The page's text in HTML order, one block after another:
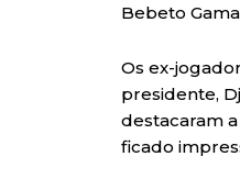
Bebeto
Os ex-
presidente,
destacaram
ficado